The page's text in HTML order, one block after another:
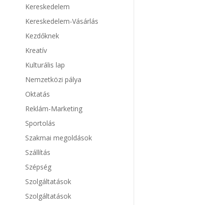
Kereskedelem
Kereskedelem-Vásárlás
Kezdőknek
Kreatív
Kulturális lap
Nemzetközi pálya
Oktatás
Reklám-Marketing
Sportolás
Szakmai megoldások
Szállítás
Szépség
Szolgáltatások
Szolgáltatások